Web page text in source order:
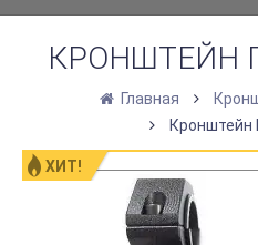
КРОНШТЕЙН
Главная
ХИТ!